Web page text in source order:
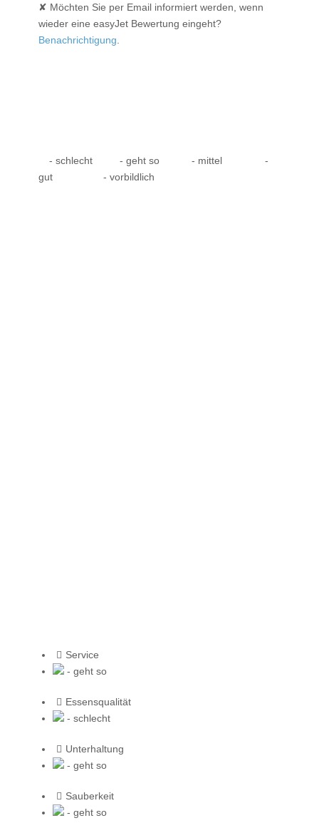
✘ Möchten Sie per Email informiert werden, wenn
wieder eine easyJet Bewertung eingeht?
Benachrichtigung
- schlecht - geht so - mittel
-
gut
- vorbildlich
Service
- geht so
Essensqualität
- schlecht
Unterhaltung
- geht so
Sauberkeit
- geht so